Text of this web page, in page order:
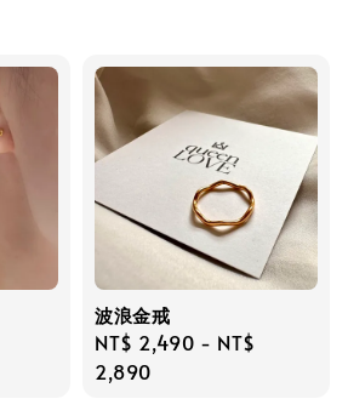
波浪金戒
Regular
price
NT$ 2,490 - NT$
2,890